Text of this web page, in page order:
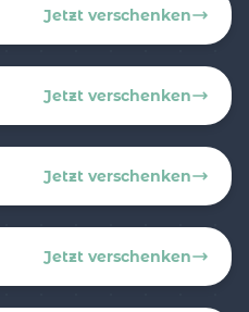
Jetzt verschenken
Jetzt verschenken
Jetzt verschenken
Jetzt verschenken